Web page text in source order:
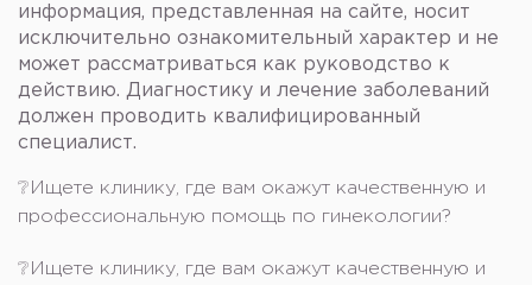
информация, представленная на сайте, носит
исключительно ознакомительный характер и не
может рассматриваться как руководство к
действию. Диагностику и лечение заболеваний
должен проводить квалифицированный
специалист.
❔Ищете клинику, где вам окажут качественную и
профессиональную помощь по гинекологии?
❔Ищете клинику, где вам окажут качественную и